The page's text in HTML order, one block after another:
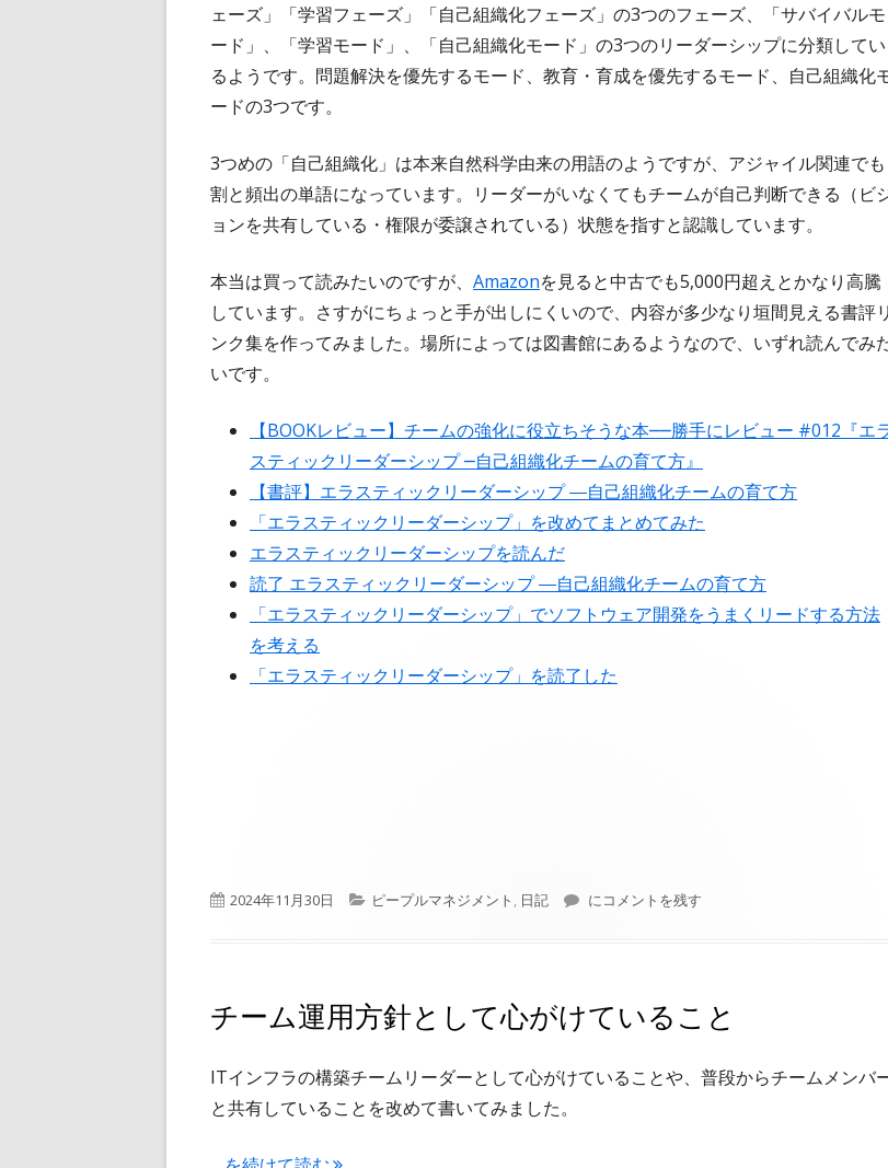
ェーズ」「学習フェーズ」「自己組織化フェーズ」の3つのフェーズ、「サバイバルモ
ード」、「学習モード」、「自己組織化モード」の3つのリーダーシップに分類してい
るようです。問題解決を優先するモード、教育・育成を優先するモード、自己組織化
ードの3つです。
3つめの「自己組織化」は本来自然科学由来の用語のようですが、アジャイル関連でも
割と頻出の単語になっています。リーダーがいなくてもチームが自己判断できる（ビ
ョンを共有している・権限が委譲されている）状態を指すと認識しています。
本当は買って読みたいのですが、 Amazonを見ると中古でも5,000円超えとかなり高騰
しています。さすがにちょっと手が出しにくいので、内容が多少なり垣間見える書評リ
ンク集を作ってみました。場所によっては図書館にあるようなので、いずれ読んでみ
いです。
【BOOKレビュー】チームの強化に役立ちそうな本──勝手にレビュー #012『エ
スティックリーダーシップ ─自己組織化チームの育て方』
【書評】エラスティックリーダーシップ ―自己組織化チームの育て方
「エラスティックリーダーシップ」を改めてまとめてみた
エラスティックリーダーシップを読んだ
読了 エラスティックリーダーシップ ―自己組織化チームの育て方
「エラスティックリーダーシップ」でソフトウェア開発をうまくリードする方法
を考える
「エラスティックリーダーシップ」を読了した
公
2024年11月30日
カ
ピープルマネジメント 日記 『エラスティックリーダーシップ ―自己組織
にコメントを残す
チーム運用方針として心がけていること
ITインフラの構築チームリーダーとして心がけていることや、普段からチームメンバ
と共有していることを改めて書いてみました。
"チーム運用方針として心がけていること"